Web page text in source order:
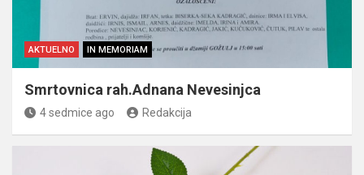
AKTUELNO IN MEMORIAM
Smrtovnica rah.Adnana Nevesinjca
4 sedmice ago Redakcija